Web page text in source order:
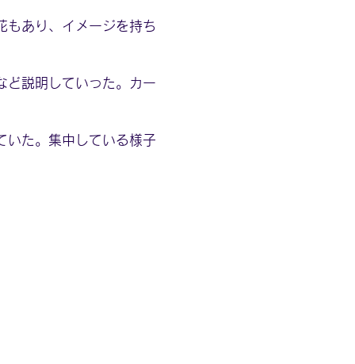
もあり、イメージを持ち
ど説明していった。カー
いた。集中している様子